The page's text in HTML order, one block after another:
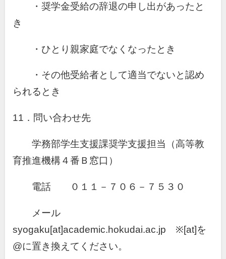
・奨学金受給の辞退の申し出があったと
き
・ひとり親家庭でなくなったとき
・その他受給者として適当でないと認め
られるとき
11．問い合わせ先
学務部学生支援課奨学支援担当（高等教
育推進機構４番Ｂ窓口）
電話 ０１１－７０６－７５３０
メール
syogaku[at]academic.hokudai.ac.jp ※[at]を
@に置き換えてください。